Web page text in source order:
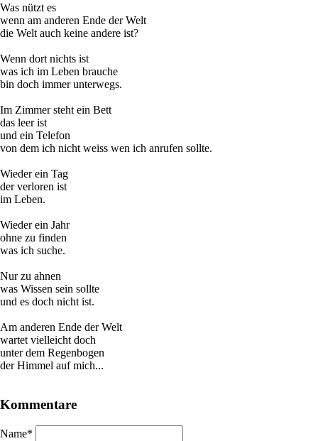
Was nützt es
wenn am anderen Ende der Welt
die Welt auch keine andere ist?
Wenn dort nichts ist
was ich im Leben brauche
bin doch immer unterwegs.
Im Zimmer steht ein Bett
das leer ist
und ein Telefon
von dem ich nicht weiss wen ich anrufen sollte.
Wieder ein Tag
der verloren ist
im Leben.
Wieder ein Jahr
ohne zu finden
was ich suche.
Nur zu ahnen
was Wissen sein sollte
und es doch nicht ist.
Am anderen Ende der Welt
wartet vielleicht doch
unter dem Regenbogen
der Himmel auf mich...
Kommentare
Pflichtfeld
Name*